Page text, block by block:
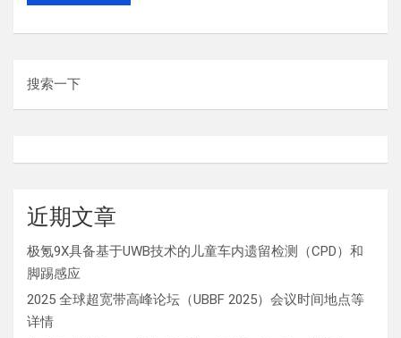
搜索一下
近期文章
极氪9X具备基于UWB技术的儿童车内遗留检测（CPD）和
脚踢感应
2025 全球超宽带高峰论坛（UBBF 2025）会议时间地点等
详情